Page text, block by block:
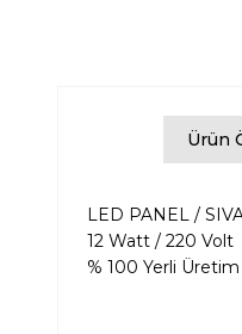
Ürün
LED PANEL /
12 Watt / 220 Volt
% 100 Yerli Üretim